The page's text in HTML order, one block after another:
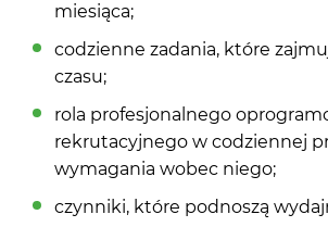
miesiąca;
codzienne zadania, które
czasu;
rola profesjonalnego
rekrutacyjnego w codziennej
wymagania wobec niego;
czynniki, które podnoszą